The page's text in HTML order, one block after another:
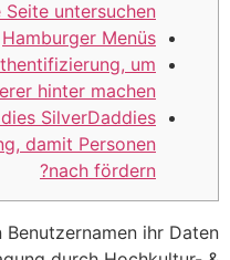
Seite untersuchen
Hamburger Menüs
um
hinter machen
SilverDaddies
damit Personen
nach fördern?
ihr Daten